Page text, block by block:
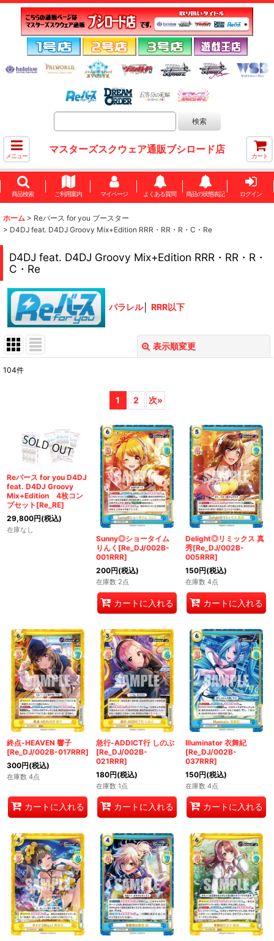
メニュー
マスターズスクウェア通販ブシロード店
カート
商品検索 ご利用案内 マイページ よくある質問 商品の状態表記 ログイン
ホーム > Reバース for you ブースター
> D4DJ feat. D4DJ Groovy Mix+Edition RRR・RR・R・C・Re
D4DJ feat. D4DJ Groovy Mix+Edition RRR・RR・R・
C・Re
パラレル│ RRR以下
表示順変更
並び順:
絞り込む
104件
1 2 次»
Reバース for you D4DJ
feat. D4DJ Groovy
Mix+Edition 4枚コン
プセット[Re_RE]
29,800円(税込)
在庫なし
Sunny◎ショータイム
りんく[Re_DJ/002B-
001RRR]
200円(税込)
在庫数 2点
カートに入れる
Delight◎リミックス 真
秀[Re_DJ/002B-
005RRR]
150円(税込)
在庫数 4点
カートに入れる
終点-HEAVEN 響子
[Re_DJ/002B-017RRR]
300円(税込)
在庫数 4点
カートに入れる
急行-ADDICT行 しのぶ
[Re_DJ/002B-
021RRR]
180円(税込)
在庫数 1点
カートに入れる
Illuminator 衣舞紀
[Re_DJ/002B-
037RRR]
150円(税込)
在庫数 4点
カートに入れる